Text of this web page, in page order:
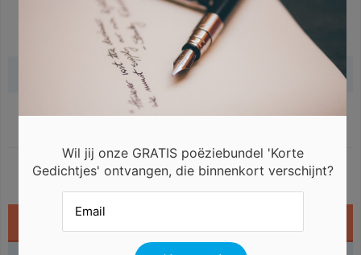
Gerelateerde gedichten
Wil jij onze GRATIS poëziebundel 'Korte
Gedichtjes' ontvangen, die binnenkort verschijnt?